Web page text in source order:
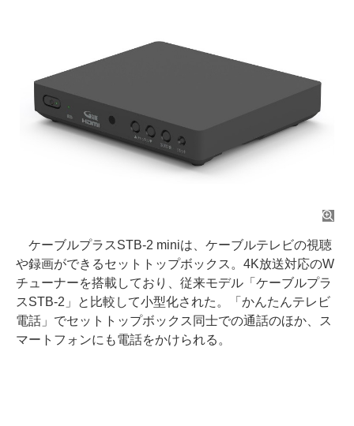
ケーブルプラスSTB-2 miniは、ケーブルテレビの視聴
や録画ができるセットトップボックス。4K放送対応のW
チューナーを搭載しており、従来モデル「ケーブルプラ
スSTB-2」と比較して小型化された。「かんたんテレビ
電話」でセットトップボックス同士での通話のほか、ス
マートフォンにも電話をかけられる。